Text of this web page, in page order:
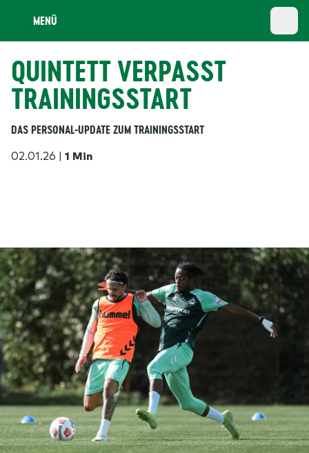
MENÜ
QUINTETT VERPASST
TRAININGSSTART
DAS PERSONAL-UPDATE ZUM TRAININGSSTART
02.01.26 | 1 Min